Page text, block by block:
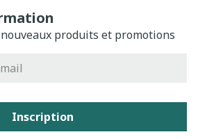
produits et promotions
Inscription